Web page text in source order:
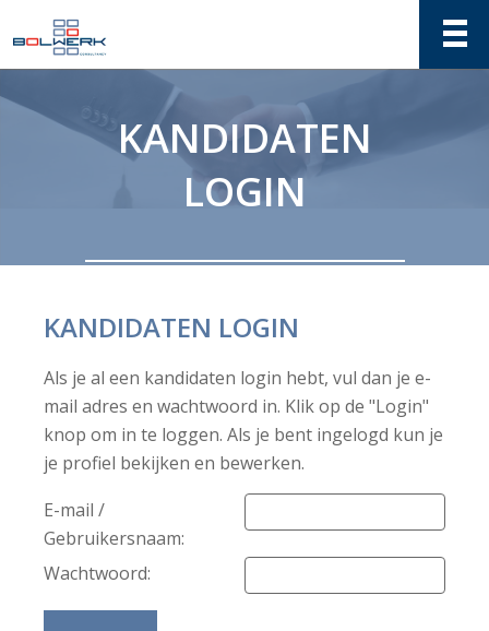
KANDIDATEN
LOGIN
KANDIDATEN LOGIN
Als je al een kandidaten login hebt, vul dan je e-
mail adres en wachtwoord in. Klik op de "Login"
knop om in te loggen. Als je bent ingelogd kun je
je profiel bekijken en bewerken.
E-mail /
Gebruikersnaam:
Wachtwoord: